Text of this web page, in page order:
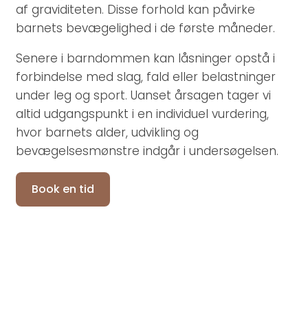
af graviditeten. Disse forhold kan påvirke
barnets bevægelighed i de første måneder.
Senere i barndommen kan låsninger opstå i
forbindelse med slag, fald eller belastninger
under leg og sport. Uanset årsagen tager vi
altid udgangspunkt i en individuel vurdering,
hvor barnets alder, udvikling og
bevægelsesmønstre indgår i undersøgelsen.
Book en tid